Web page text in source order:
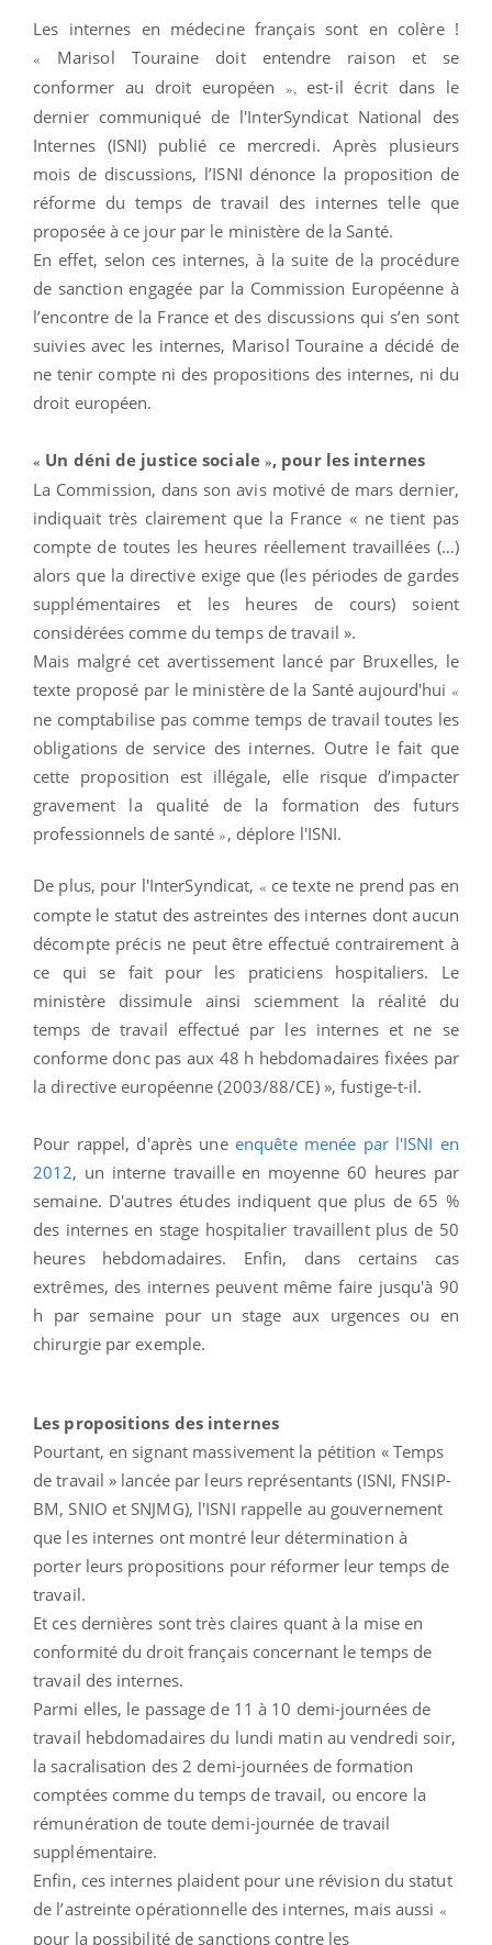
Les internes en médecine français sont en colère !
« Marisol Touraine doit entendre raison et se
conformer au droit européen», est-il écrit dans le
dernier communiqué de l'InterSyndicat National des
Internes (ISNI) publié ce mercredi. Après plusieurs
mois de discussions, l’ISNI dénonce la proposition de
réforme du temps de travail des internes telle que
proposée à ce jour par le ministère de la Santé.
En effet, selon ces internes, à la suite de la procédure
de sanction engagée par la Commission Européenne à
l’encontre de la France et des discussions qui s’en sont
suivies avec les internes, Marisol Touraine a décidé de
ne tenir compte ni des propositions des internes, ni du
droit européen.
« Un déni de justice sociale », pour les internes
La Commission, dans son avis motivé de mars dernier,
indiquait très clairement que la France « ne tient pas
compte de toutes les heures réellement travaillées (…)
alors que la directive exige que (les périodes de gardes
supplémentaires et les heures de cours) soient
considérées comme du temps de travail ».
Mais malgré cet avertissement lancé par Bruxelles, le
texte proposé par le ministère de la Santé aujourd'hui «
ne comptabilise pas comme temps de travail toutes les
obligations de service des internes. Outre le fait que
cette proposition est illégale, elle risque d’impacter
gravement la qualité de la formation des futurs
professionnels de santé», déplore l'ISNI.
De plus, pour l'InterSyndicat, « ce texte ne prend pas en
compte le statut des astreintes des internes dont aucun
décompte précis ne peut être effectué contrairement à
ce qui se fait pour les praticiens hospitaliers. Le
ministère dissimule ainsi sciemment la réalité du
temps de travail effectué par les internes et ne se
conforme donc pas aux 48 h hebdomadaires fixées par
la directive européenne (2003/88/CE) », fustige-t-il.
Pour rappel, d'après une enquête menée par l'ISNI en
2012, un interne travaille en moyenne 60 heures par
semaine. D'autres études indiquent que plus de 65 %
des internes en stage hospitalier travaillent plus de 50
heures hebdomadaires. Enfin, dans certains cas
extrêmes, des internes peuvent même faire jusqu'à 90
h par semaine pour un stage aux urgences ou en
chirurgie par exemple.
Les propositions des internes
Pourtant, en signant massivement la pétition « Temps
de travail » lancée par leurs représentants (ISNI, FNSIP-
BM, SNIO et SNJMG), l'ISNI rappelle au gouvernement
que les internes ont montré leur détermination à
porter leurs propositions pour réformer leur temps de
travail.
Et ces dernières sont très claires quant à la mise en
conformité du droit français concernant le temps de
travail des internes.
Parmi elles, le passage de 11 à 10 demi-journées de
travail hebdomadaires du lundi matin au vendredi soir,
la sacralisation des 2 demi-journées de formation
comptées comme du temps de travail, ou encore la
rémunération de toute demi-journée de travail
supplémentaire.
Enfin, ces internes plaident pour une révision du statut
de l’astreinte opérationnelle des internes, mais aussi «
pour la possibilité de sanctions contre les